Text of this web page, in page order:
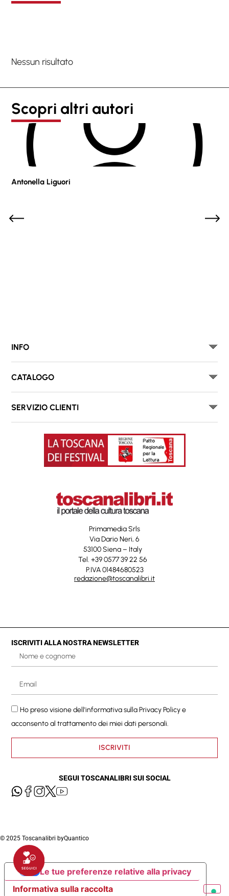
Nessun risultato
Scopri altri autori
Antonella Liguori
INFO
CATALOGO
SERVIZIO CLIENTI
Primamedia Srls
Via Dario Neri, 6
53100 Siena – Italy
Tel. +39 0577 39 22 56
P.IVA 01484680523
redazione@toscanalibri.it
ISCRIVITI ALLA NOSTRA NEWSLETTER
Ho preso visione dell'informativa sullaPrivacy Policye
acconsento al trattamento dei miei dati personali.
ISCRIVITI
SEGUI TOSCANALIBRI SUI SOCIAL
© 2025 Toscanalibri byQuantico
Informativa sulla raccolta
Le tue preferenze relative alla privacy